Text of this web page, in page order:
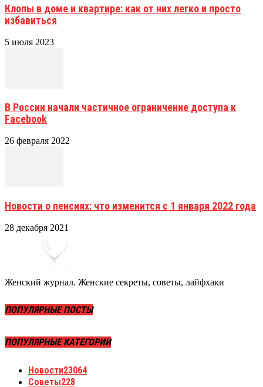
Клопы в доме и квартире: как от них легко и просто
избавиться
5 июля 2023
В России начали частичное ограничение доступа к
Facebook
26 февраля 2022
Новости о пенсиях: что изменится с 1 января 2022 года
28 декабря 2021
Женский журнал. Женские секреты, советы, лайфхаки
ПОПУЛЯРНЫЕ ПОСТЫ
ПОПУЛЯРНЫЕ КАТЕГОРИИ
Новости23064
Советы228